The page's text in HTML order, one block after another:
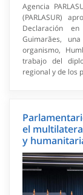
Agencia
(PARLASUR)
Declaración
Guimarães,
organismo,
trabajo del
regional y de los
el
y